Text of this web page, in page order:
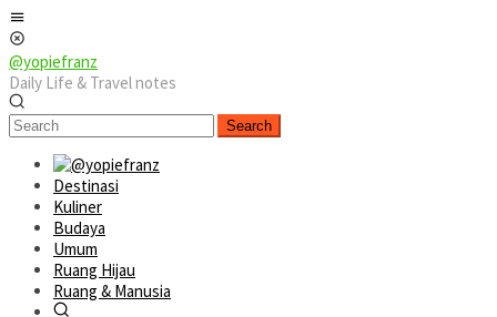
Skip
to
content
@yopiefranz
Daily Life & Travel notes
Search
Destinasi
Kuliner
Budaya
Umum
Ruang Hijau
Ruang & Manusia